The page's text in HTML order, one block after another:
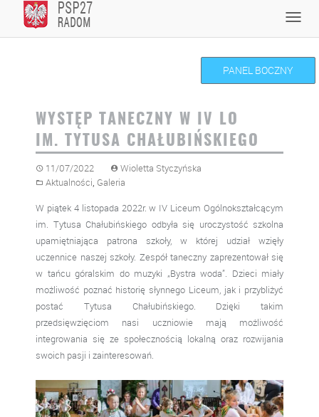
content
PANEL BOCZNY
WYSTĘP TANECZNY W IV LO
IM. TYTUSA CHAŁUBIŃSKIEGO
11/07/2022
Wioletta Styczyńska
Aktualności, Galeria
W piątek 4 listopada 2022r. w IV Liceum Ogólnokształcącym
im. Tytusa Chałubińskiego odbyła się uroczystość szkolna
upamiętniająca patrona szkoły, w której udział wzięły
uczennice naszej szkoły. Zespół taneczny zaprezentował się
w tańcu góralskim do muzyki „Bystra woda”. Dzieci miały
możliwość poznać historię słynnego Liceum, jak i przybliżyć
postać Tytusa Chałubińskiego. Dzięki takim
przedsięwzięciom nasi uczniowie mają możliwość
integrowania się ze społecznością lokalną oraz rozwijania
swoich pasji i zainteresowań.